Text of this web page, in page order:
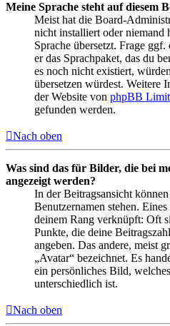
Meine Sprache steht auf diesem
Meist hat die Board-
nicht installiert oder niemand
Sprache übersetzt. Frage
er das Sprachpaket, das du
es noch nicht existiert,
übersetzen würdest. Weitere
der Website von phpBB
gefunden werden.
Nach oben
Was sind das für Bilder, die bei
angezeigt werden?
In der Beitragsansicht
Benutzernamen stehen.
deinem Rang verknüpft: Oft
Punkte, die deine
angeben. Das andere, meist
„Avatar“ bezeichnet. Es
ein persönliches Bild,
unterschiedlich ist.
Nach oben